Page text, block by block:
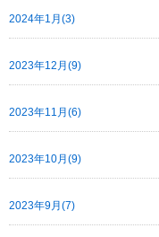
2024年1月(3)
2023年12月(9)
2023年11月(6)
2023年10月(9)
2023年9月(7)